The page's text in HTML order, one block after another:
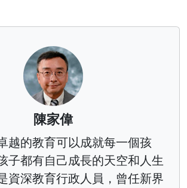
陳家偉
越的教育可以成就每一個孩
子都有自己成長的天空和人生
資深教育行政人員，曾任新界